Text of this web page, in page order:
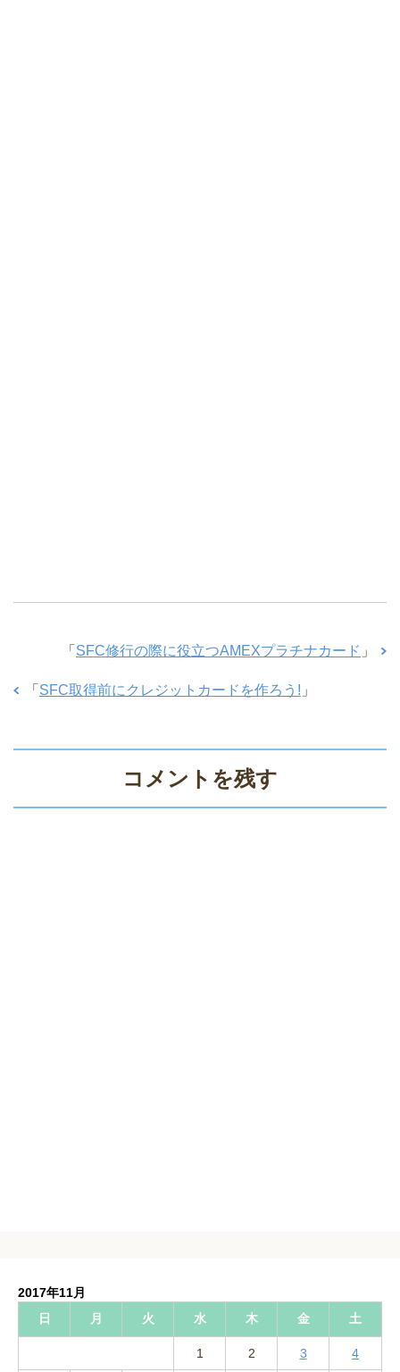
「 SFC修行の際に役立つAMEXプラチナカード 」
「 SFC取得前にクレジットカードを作ろう! 」
コメントを残す
2017年11月
日
月 火 水 木 金 土
1 2 3 4